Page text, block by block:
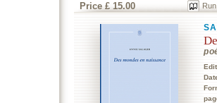
Price £ 15.00